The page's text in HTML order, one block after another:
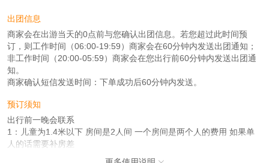
出团信息
商家会在出游当天的0点前与您确认出团信息。若您超过此时间预
订，则工作时间（06:00-19:59）商家会在60分钟内发送出团通知；
非工作时间（20:00-05:59）商家会在您出行前60分钟内发送出团通
知。
商家确认短信发送时间：下单成功后60分钟内发送。
预订须知
出行前一晚会联系
1：儿童为1.4米以下 房间是2人间 一个房间是两个人的费用 如果单
人的话需要补房差
2：接站服务 朝阳站，北京北站，清河站不接
